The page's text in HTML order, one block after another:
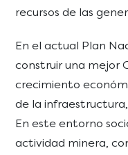
recursos de las
En el actual Plan
construir una mejor
crecimiento
de la
En este entorno
actividad minera,